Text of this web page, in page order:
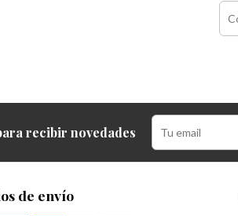
recibir novedades
de envío